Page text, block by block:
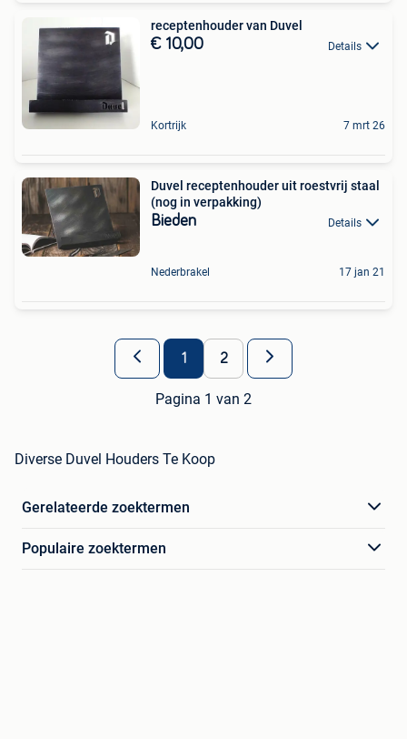
receptenhouder van Duvel
€ 10,00 Details
Kortrijk 7 mrt 26
Duvel receptenhouder uit roestvrij staal
(nog in verpakking)
Bieden Details
Nederbrakel 17 jan 21
1 2
Pagina 1 van 2
Diverse Duvel Houders Te Koop
Gerelateerde zoektermen
Populaire zoektermen